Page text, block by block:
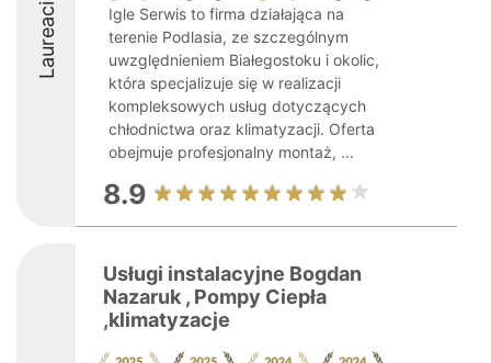
Laureaci
Igle Serwis to firma działająca na
terenie Podlasia, ze szczególnym
uwzględnieniem Białegostoku i okolic,
która specjalizuje się w realizacji
kompleksowych usług dotyczących
chłodnictwa oraz klimatyzacji. Oferta
obejmuje profesjonalny montaż, ...
8.9
Usługi instalacyjne Bogdan
Nazaruk , Pompy Ciepła
,klimatyzacje